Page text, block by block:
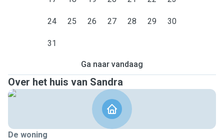
24 25 26 27 28 29 30
31
Ga naar vandaag
Over het huis van Sandra
De woning